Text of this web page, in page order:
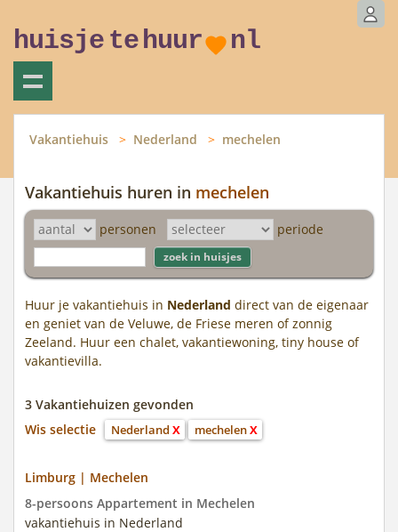
huisje tehuur nl
Vakantiehuis Nederland mechelen
Vakantiehuis huren in mechelen
personen periode
Huur je vakantiehuis in Nederland direct van de eigenaar
en geniet van de Veluwe, de Friese meren of zonnig
Zeeland. Huur een chalet, vakantiewoning, tiny house of
vakantievilla.
3 Vakantiehuizen gevonden
Wis selectie
Nederland X mechelenX
Limburg | Mechelen
8-persoons Appartement in Mechelen
vakantiehuis in Nederland